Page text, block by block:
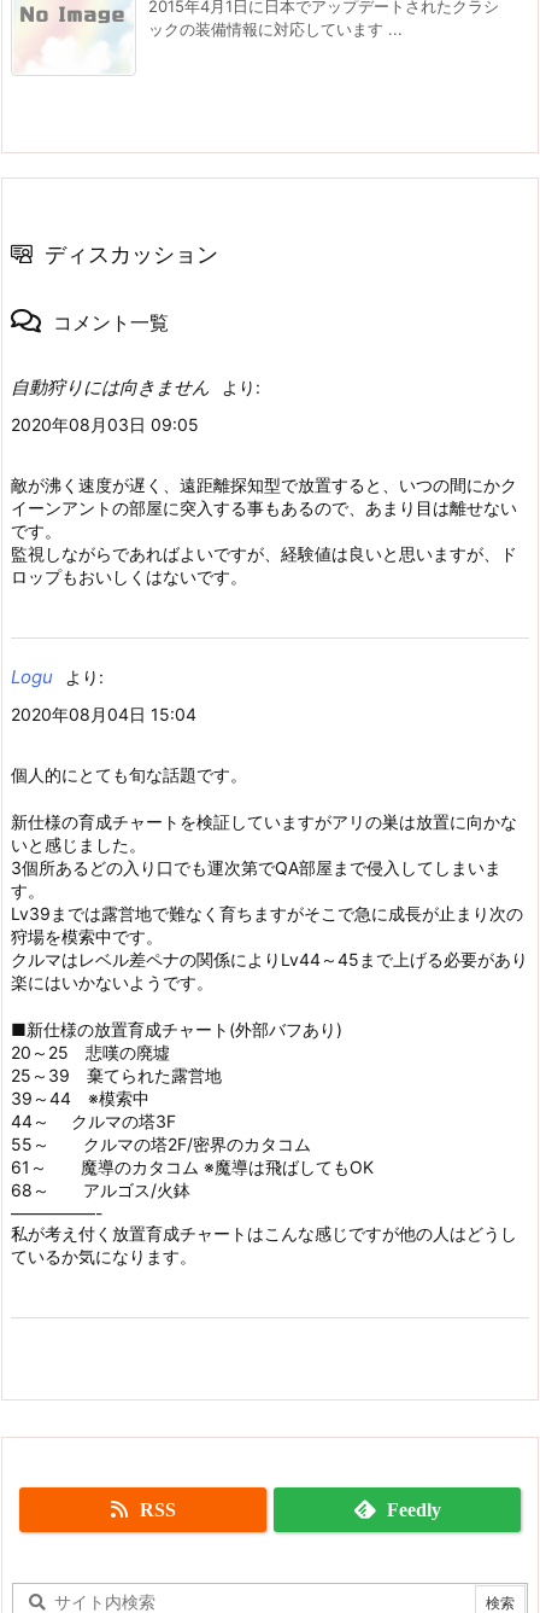
2015年4月1日に日本でアップデートされたクラシ
ックの装備情報に対応しています ...
ディスカッション
コメント一覧
自動狩りには向きません
より:
2020年08月03日 09:05
敵が沸く速度が遅く、遠距離探知型で放置すると、いつの間にかク
イーンアントの部屋に突入する事もあるので、あまり目は離せない
です。
監視しながらであればよいですが、経験値は良いと思いますが、ド
ロップもおいしくはないです。
Logu
より:
2020年08月04日 15:04
個人的にとても旬な話題です。
新仕様の育成チャートを検証していますがアリの巣は放置に向かな
いと感じました。
3個所あるどの入り口でも運次第でQA部屋まで侵入してしまいま
す。
Lv39までは露営地で難なく育ちますがそこで急に成長が止まり次の
狩場を模索中です。
クルマはレベル差ペナの関係によりLv44～45まで上げる必要があり
楽にはいかないようです。
■新仕様の放置育成チャート(外部バフあり)
20～25 悲嘆の廃墟
25～39 棄てられた露営地
39～44 ※模索中
44～ クルマの塔3F
55～ クルマの塔2F/密界のカタコム
61～ 魔導のカタコム ※魔導は飛ばしてもOK
68～ アルゴス/火鉢
—————-
私が考え付く放置育成チャートはこんな感じですが他の人はどうし
ているか気になります。
RSS Feedly